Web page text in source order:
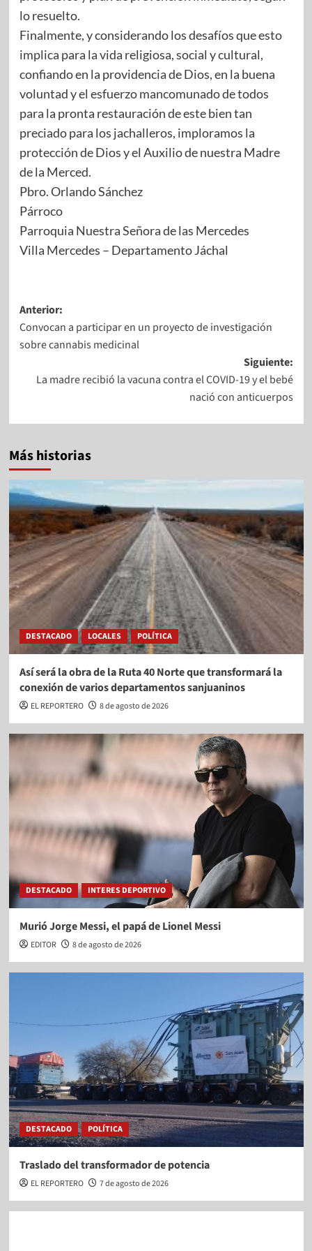
lo resuelto.
Finalmente, y considerando los desafíos que esto
implica para la vida religiosa, social y cultural,
confiando en la providencia de Dios, en la buena
voluntad y el esfuerzo mancomunado de todos
para la pronta restauración de este bien tan
preciado para los jachalleros, imploramos la
protección de Dios y el Auxilio de nuestra Madre
de la Merced.
Pbro. Orlando Sánchez
Párroco
Parroquia Nuestra Señora de las Mercedes
Villa Mercedes – Departamento Jáchal
Anterior:
Convocan a participar en un proyecto de investigación
sobre cannabis medicinal
Siguiente:
La madre recibió la vacuna contra el COVID-19 y el bebé
nació con anticuerpos
Más historias
DESTACADO LOCALES POLÍTICA
Así será la obra de la Ruta 40 Norte que transformará la
conexión de varios departamentos sanjuaninos
EL REPORTERO 8 de agosto de 2026
DESTACADO INTERES DEPORTIVO
Murió Jorge Messi, el papá de Lionel Messi
EDITOR 8 de agosto de 2026
DESTACADO POLÍTICA
Traslado del transformador de potencia
EL REPORTERO 7 de agosto de 2026